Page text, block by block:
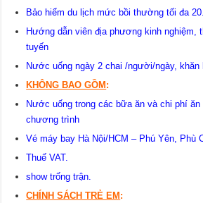
Bảo hiểm du lịch mức bồi thường tối đa
Hướng dẫn viên địa phương kinh nghiệm,
tuyến
Nước uống ngày 2 chai /người/ngày, khăn
KHÔNG BAO GỒM :
Nước uống trong các bữa ăn và chi phí
chương trình
Vé máy bay Hà Nội/HCM – Phú Yên, Phù
Thuế VAT.
show trống trận.
CHÍNH SÁCH TRẺ EM :